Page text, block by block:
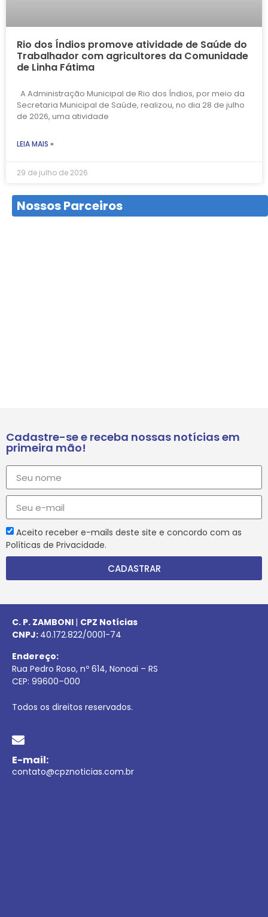
Rio dos Índios promove atividade de Saúde do
Trabalhador com agricultores da Comunidade
de Linha Fátima
A Administração Municipal de Rio dos Índios, por meio da
Secretaria Municipal de Saúde, realizou, no dia 28 de julho
de 2026, uma atividade
LEIA MAIS »
29 de julho de 2026
Nossos Parceiros
Cadastre-se e receba nossas notícias em
primeira mão!
Aceito receber e-mails deste site e concordo com as
Políticas de Privacidade.
CADASTRAR
C. P. ZAMBONI | CPZ Notícias
CNPJ: 40.172.822/0001-74
Endereço:
Rua Pedro Roso, nº 614, Nonoai – RS
CEP: 99600–000
Todos os direitos reservados.
E-mail:
contato@cpznoticias.com.br